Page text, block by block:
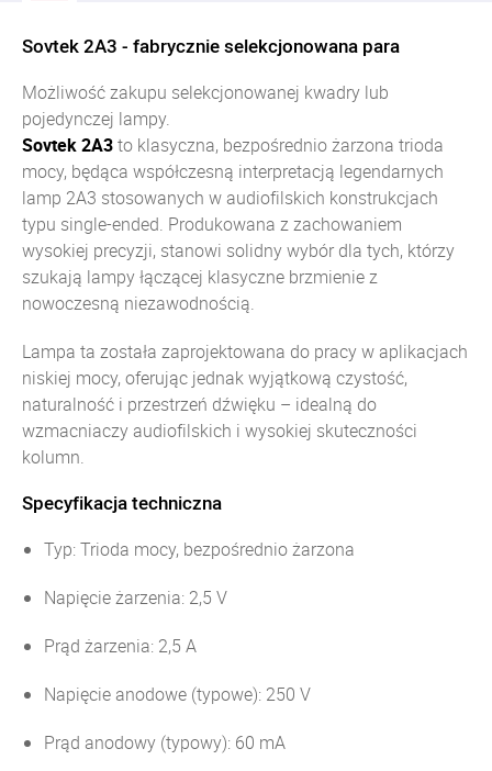
Sovtek 2A3 - fabrycznie selekcjonowana para
Możliwość zakupu selekcjonowanej kwadry lub
pojedynczej lampy.
Sovtek 2A3to klasyczna, bezpośrednio żarzona trioda
mocy, będąca współczesną interpretacją legendarnych
lamp 2A3 stosowanych w audiofilskich konstrukcjach
typu single-ended. Produkowana z zachowaniem
wysokiej precyzji, stanowi solidny wybór dla tych, którzy
szukają lampy łączącej klasyczne brzmienie z
nowoczesną niezawodnością.
Lampa ta została zaprojektowana do pracy w aplikacjach
niskiej mocy, oferując jednak wyjątkową czystość,
naturalność i przestrzeń dźwięku – idealną do
wzmacniaczy audiofilskich i wysokiej skuteczności
kolumn.
Specyfikacja techniczna
Typ: Trioda mocy, bezpośrednio żarzona
Napięcie żarzenia: 2,5 V
Prąd żarzenia: 2,5 A
Napięcie anodowe (typowe): 250 V
Prąd anodowy (typowy): 60 mA